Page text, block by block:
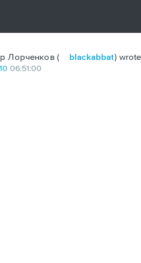
Лорченков ( blackabbat)
10 06:51:00